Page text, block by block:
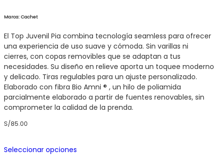
opciones
se
pueden
elegir
en
la
página
de
Marca: Cachet
El Top Juvenil Pia combina tecnología seamless para ofrecer
una experiencia de uso suave y cómoda. Sin varillas ni
cierres, con copas removibles que se adaptan a tus
necesidades. Su diseño en relieve aporta un toquee moderno
y delicado. Tiras regulables para un ajuste personalizado.
Elaborado con fibra Bio Amni ® , un hilo de poliamida
parcialmente elaborado a partir de fuentes renovables, sin
comprometer la calidad de la prenda.
S/85.00
Seleccionar opciones